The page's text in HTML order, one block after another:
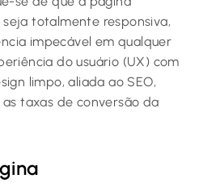
totalmente responsiva,
impecável em qualquer
do usuário (UX) com
limpo, aliada ao SEO,
taxas de conversão da